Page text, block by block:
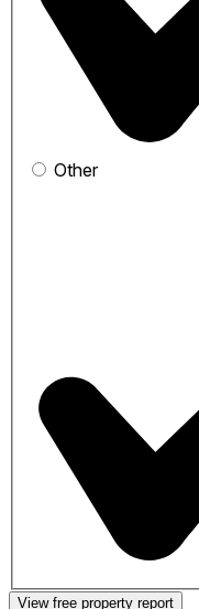
Other
View free property report